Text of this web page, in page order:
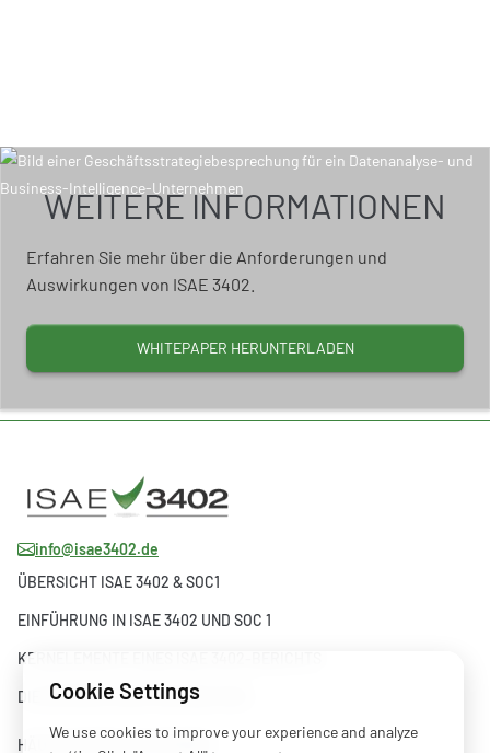
WEITERE INFORMATIONEN
Erfahren Sie mehr über die Anforderungen und
Auswirkungen von ISAE 3402.
WHITEPAPER HERUNTERLADEN
info@isae3402.de
ÜBERSICHT ISAE 3402 & SOC1
EINFÜHRUNG IN ISAE 3402 UND SOC 1
KERNELEMENTE EINES ISAE 3402-BERICHTS
DIE ENTWICKLUNG VON ISAE 3402
HÄUFIG GESTELLTE FRAGEN
Cookie Settings
We use cookies to improve your experience and analyze